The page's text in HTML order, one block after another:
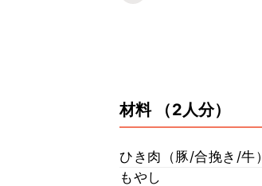
材料 （2人分）
ひき肉（豚/合挽き/牛）
もやし